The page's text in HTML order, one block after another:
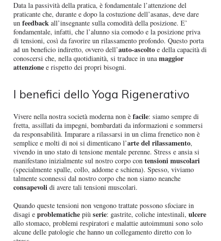
Data la passività della pratica, è fondamentale l’attenzione del
praticante che, durante e dopo la costuzione dell’asanas, deve dare
unfeedback all’insegnante sulla comodità della posizione. E’
fondamentale, infatti, che l’alunno sia comodo e la posizione priva
di tensioni, così da favorire un rilassamento profondo. Questo porta
ad un beneficio indiretto, ovvero dell’auto-ascolto e della capacità di
conoscersi che, nella quotidianità, si traduce in unamaggior
attenzione e rispetto dei propri bisogni.
I benefici dello Yoga Rigenerativo
Vivere nella nostra società moderna non èfacile: siamo sempre di
fretta, assillati da impegni, bombardati da informazioni e sommersi
da responsabilità. Imparare a rilassarsi in un clima frenetico non è
semplice e molti di noi si dimenticano l’arte del rilassamento,
vivendo in uno stato di tensione mentale perenne. Stress e ansia si
manifestano inizialmente sul nostro corpo contensioni muscolari
(specialmente spalle, collo, addome e schiena). Spesso, viviamo
talmente sconnessi dal nostro corpo che non siamo neanche
consapevoli di avere tali tensioni muscolari.
Quando queste tensioni non vengono trattate possono sfociare in
disagi eproblematiche piùserie: gastrite, coliche intestinali,ulcere
allo stomaco, problemi respiratori e malattie autoimmuni sono solo
alcune delle patologie che hanno un collegamento diretto con lo